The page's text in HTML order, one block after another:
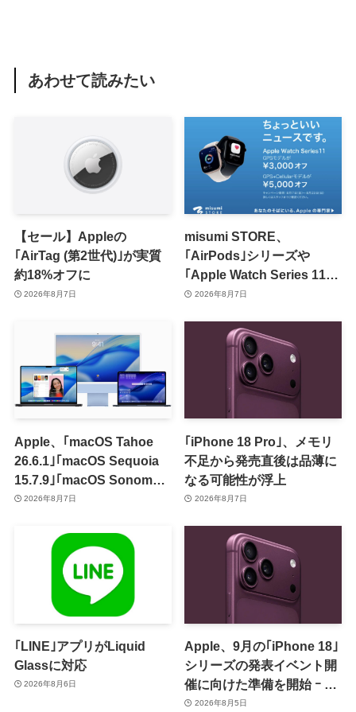
あわせて読みたい
【セール】Appleの
｢AirTag (第2世代)｣が実質
約18%オフに
2026年8月7日
misumi STORE、
｢AirPods｣シリーズや
｢Apple Watch Series 11｣
のセールを開催中
2026年8月7日
Apple、｢macOS Tahoe
26.6.1｣｢macOS Sequoia
15.7.9｣｢macOS Sonoma
14.8.9｣をリリース ｰ 画面共
2026年8月7日
｢iPhone 18 Pro｣、メモリ
不足から発売直後は品薄に
なる可能性が浮上
2026年8月7日
｢LINE｣アプリがLiquid
Glassに対応
2026年8月6日
Apple、9月の｢iPhone 18｣
シリーズの発表イベント開
催に向けた準備を開始 ｰ 9
月8日か9月9日に開催見込
2026年8月5日